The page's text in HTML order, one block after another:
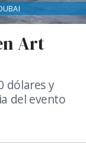
Art
dólares y
del evento